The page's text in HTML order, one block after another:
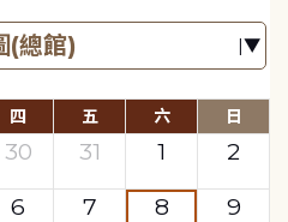
四 五 六 日
30 31 1
2
6 7 8
9